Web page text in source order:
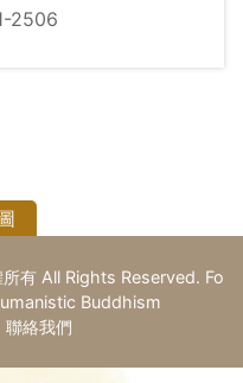
2506
有 All Rights Reserved. Fo
Buddhism
聯絡我們